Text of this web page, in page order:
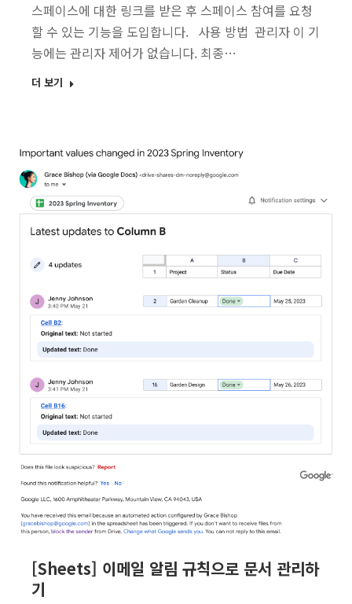
스페이스에 대한 링크를 받은 후 스페이스 참여를 요청
할 수 있는 기능을 도입합니다. 사용 방법 관리자 이 기
능에는 관리자 제어가 없습니다. 최종…
더 보기
[Sheets] 이메일 알림 규칙으로 문서 관리하
기